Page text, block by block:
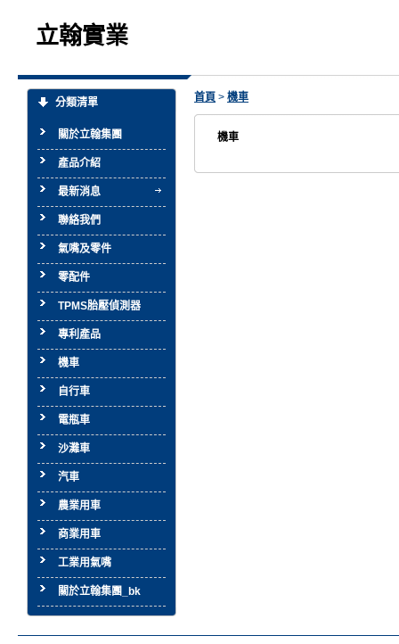
立翰實業
分類清單
關於立翰集團
產品介紹
最新消息
聯絡我們
氣嘴及零件
零配件
TPMS胎壓偵測器
專利產品
機車
自行車
電瓶車
沙灘車
汽車
農業用車
商業用車
工業用氣嘴
關於立翰集團_bk
首頁 > 機車
機車